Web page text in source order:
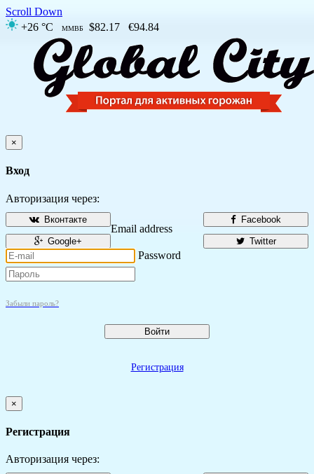
Scroll Down
+26 °C
ММВБ $82.17 €94.84
×
Вход
Авторизация через:
Facebook
Вконтакте
Twitter
Google+
Email address
Password
Забыли пароль?
Войти
Регистрация
×
Регистрация
Авторизация через: